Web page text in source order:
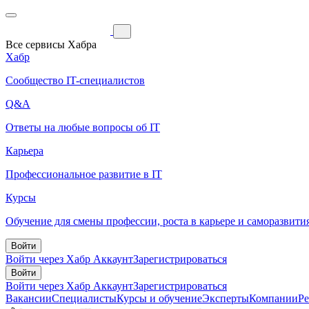
Все сервисы Хабра
Хабр
Сообщество IT-специалистов
Q&A
Ответы на любые вопросы об IT
Карьера
Профессиональное развитие в IT
Курсы
Обучение для смены профессии, роста в карьере и
Войти
Войти через Хабр АккаунтЗарегистрироваться
Войти
Войти через Хабр АккаунтЗарегистрироваться
ВакансииСпециалистыКурсы и обучениеЭкспертыКомпании